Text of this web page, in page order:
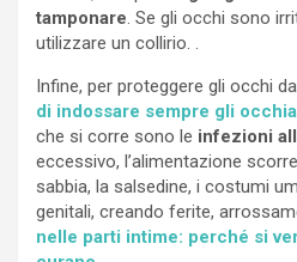
tamponare. Se gli occhi sono
utilizzare un collirio. .
Infine, per proteggere gli occhi
di indossare sempre gli
che si corre sono le infezioni
eccessivo, l’alimentazione
sabbia, la salsedine, i costumi
genitali, creando ferite,
nelle parti intime: perché si